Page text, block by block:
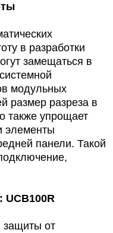
в разработки
замещаться в
модульных
размер разреза в
также упрощает
элементы
панели. Такой
защиты от